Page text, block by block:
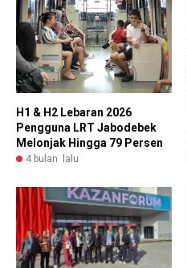
H1 & H2 Lebaran 2026
Pengguna LRT Jabodebek
Melonjak Hingga 79 Persen
4 bulan lalu